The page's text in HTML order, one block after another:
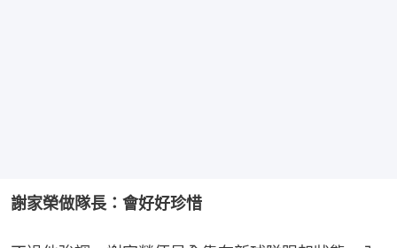
謝家榮做隊長：會好好珍惜